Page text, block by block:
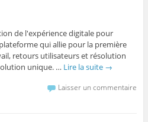
de l'expérience digitale pour
qui allie pour la première
retours utilisateurs et résolution
unique. … Lire la suite →
Laisser un commentaire